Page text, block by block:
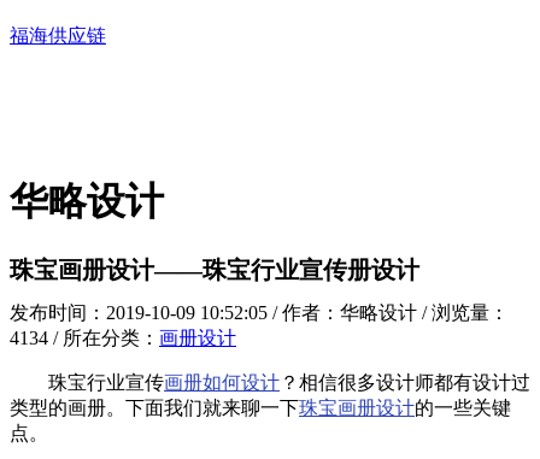
福海供应链
华略设计
珠宝画册设计——珠宝行业宣传册设计
发布时间：2019-10-09 10:52:05 / 作者：华略设计 / 浏览量：
4134 / 所在分类： 画册设计
珠宝行业宣传画册如何设计 ？相信很多设计师都有设计过
类型的画册。下面我们就来聊一下珠宝画册设计的一些关键
点。